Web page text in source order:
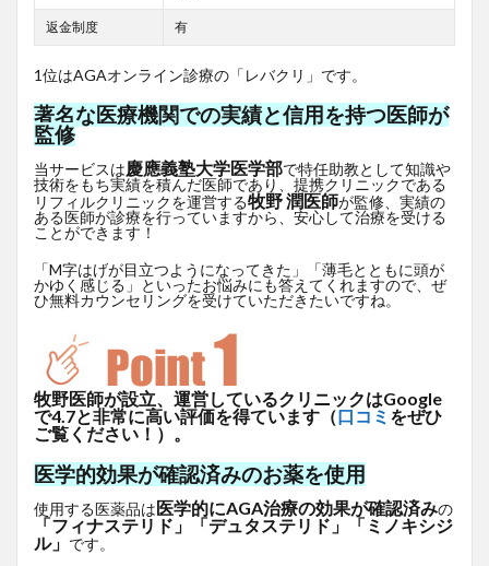
返金制度 有
1位はAGAオンライン診療の「レバクリ」です。
著名な医療機関での実績と信用を持つ医師が
監修
当サービスは慶應義塾大学医学部で特任助教として知識や
技術をもち実績を積んだ医師であり、提携クリニックである
リフィルクリニックを運営する牧野 潤医師が監修、実績の
ある医師が診療を行っていますから、安心して治療を受ける
ことができます！
「M字はげが目立つようになってきた」「薄毛とともに頭が
かゆく感じる」といったお悩みにも答えてくれますので、ぜ
ひ無料カウンセリングを受けていただきたいですね。
牧野医師が設立、運営しているクリニックはGoogle
で4.7と非常に高い評価を得ています（口コミ をぜひ
ご覧ください！）。
医学的効果が確認済みのお薬を使用
使用する医薬品は医学的にAGA治療の効果が確認済みの
「フィナステリド」「デュタステリド」「ミノキシジ
ル」 です。